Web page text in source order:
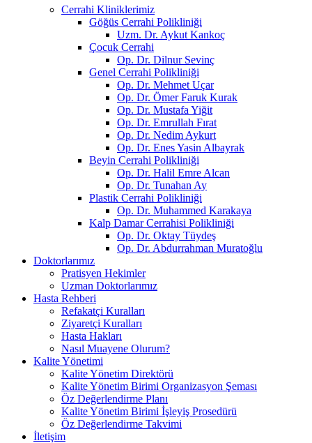
Cerrahi Kliniklerimiz
Göğüs Cerrahi Polikliniği
Uzm. Dr. Aykut Kankoç
Çocuk Cerrahi
Op. Dr. Dilnur Sevinç
Genel Cerrahi Polikliniği
Op. Dr. Mehmet Uçar
Op. Dr. Ömer Faruk Kurak
Op. Dr. Mustafa Yiğit
Op. Dr. Emrullah Fırat
Op. Dr. Nedim Aykurt
Op. Dr. Enes Yasin Albayrak
Beyin Cerrahi Polikliniği
Op. Dr. Halil Emre Alcan
Op. Dr. Tunahan Ay
Plastik Cerrahi Polikliniği
Op. Dr. Muhammed Karakaya
Kalp Damar Cerrahisi Polikliniği
Op. Dr. Oktay Tüydeş
Op. Dr. Abdurrahman Muratoğlu
Doktorlarımız
Pratisyen Hekimler
Uzman Doktorlarımız
Hasta Rehberi
Refakatçi Kuralları
Ziyaretçi Kuralları
Hasta Hakları
Nasıl Muayene Olurum?
Kalite Yönetimi
Kalite Yönetim Direktörü
Kalite Yönetim Birimi Organizasyon Şeması
Öz Değerlendirme Planı
Kalite Yönetim Birimi İşleyiş Prosedürü
Öz Değerlendirme Takvimi
İletişim